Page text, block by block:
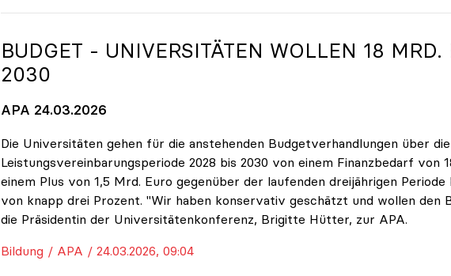
BUDGET - UNIVERSITÄTEN WOLLEN 18
2030
APA 24.03.2026
Die Universitäten gehen für die anstehenden Budgetverhandlungen über die
Leistungsvereinbarungsperiode 2028 bis 2030 von einem Finanzbedarf von
einem Plus von 1,5 Mrd. Euro gegenüber der laufenden dreijährigen
von knapp drei Prozent. "Wir haben konservativ geschätzt und wollen den
die Präsidentin der Universitätenkonferenz, Brigitte Hütter, zur APA.
Bildung / APA / 24.03.2026, 09:04